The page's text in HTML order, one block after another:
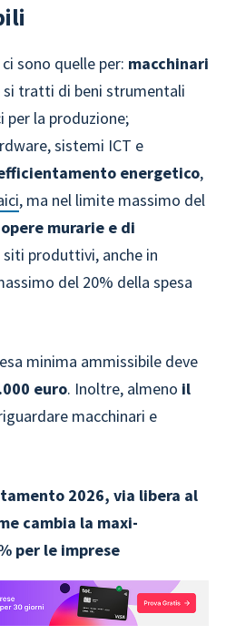
sono quelle per: macchinari
si tratti di beni strumentali
per la produzione;
sistemi ICT e
energetico,
, ma nel limite massimo del
opere murarie e di
siti produttivi, anche in
del 20% della spesa
minima ammissibile deve
euro. Inoltre, almeno il
macchinari e
2026, via libera al
cambia la maxi-
per le imprese